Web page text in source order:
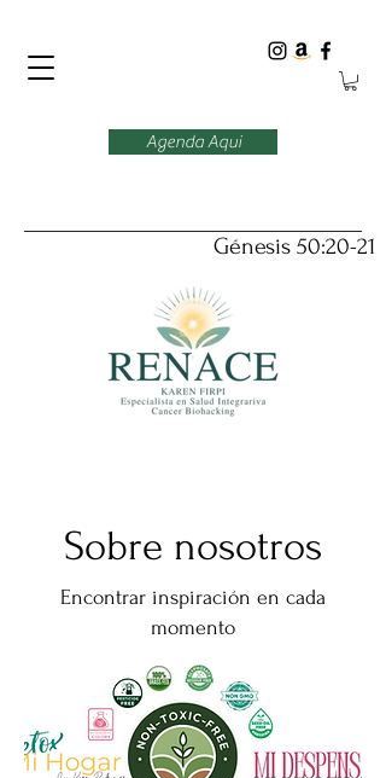
Génesis 50:20-21
Agenda Aqui
Sobre nosotros
Encontrar inspiración en cada
momento